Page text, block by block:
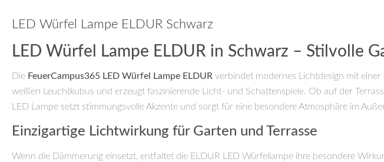
LED Würfel Lampe ELDUR Schwarz
LED Würfel Lampe ELDUR in Schwarz – Stilvolle
Die FeuerCampus365 LED Würfel Lampe ELDUR verbindet modernes Lichtdesign mit
weißen Leuchtkubus und erzeugt faszinierende Licht- und Schattenspiele. Ob auf der
LED Lampe setzt stimmungsvolle Akzente und sorgt für eine besondere Atmosphäre im
Einzigartige Lichtwirkung für Garten und Terrasse
Wenn die Dämmerung einsetzt, entfaltet die ELDUR LED Würfellampe ihre besondere